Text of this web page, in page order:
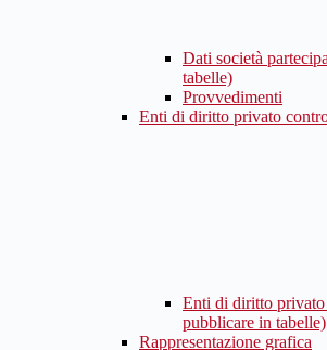
Dati società
tabelle)
Provvedimenti
Enti di diritto privato
Enti di diritto
pubblicare in tabelle)
Rappresentazione grafica